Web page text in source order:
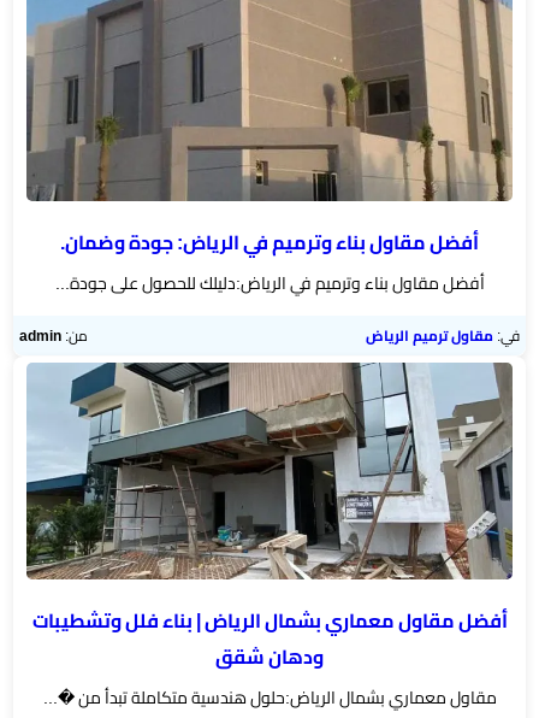
أفضل مقاول بناء وترميم في الرياض: جودة وضمان.
أفضل مقاول بناء وترميم في الرياض:دليلك للحصول على جودة...
في:مقاول ترميم الرياض من:admin
أفضل مقاول معماري بشمال الرياض | بناء فلل وتشطيبات
ودهان شقق
مقاول معماري بشمال الرياض:حلول هندسية متكاملة تبدأ من �...